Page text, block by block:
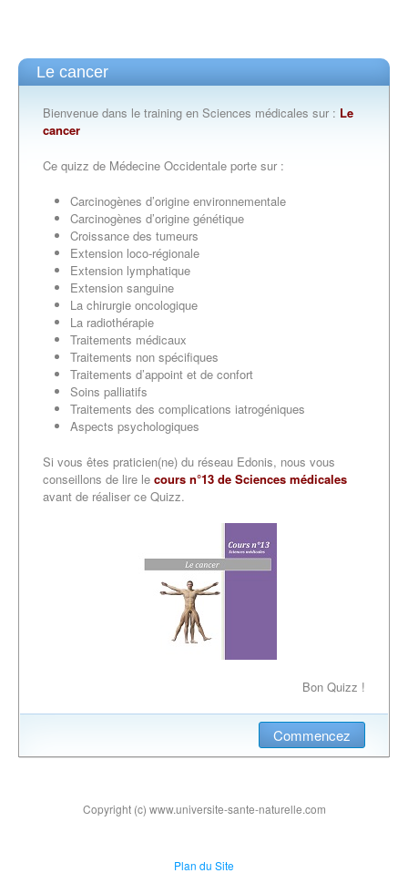
Le cancer
Bienvenue dans le training en Sciences médicales sur : Le
cancer
Ce quizz de Médecine Occidentale porte sur :
Carcinogènes d’origine environnementale
Carcinogènes d’origine génétique
Croissance des tumeurs
Extension loco-régionale
Extension lymphatique
Extension sanguine
La chirurgie oncologique
La radiothérapie
Traitements médicaux
Traitements non spécifiques
Traitements d’appoint et de confort
Soins palliatifs
Traitements des complications iatrogéniques
Aspects psychologiques
Si vous êtes praticien(ne) du réseau Edonis, nous vous
conseillons de lire le cours n°13 de Sciences médicales
avant de réaliser ce Quizz.
Bon Quizz !
Commencez
Copyright (c) www.universite-sante-naturelle.com
Plan du Site